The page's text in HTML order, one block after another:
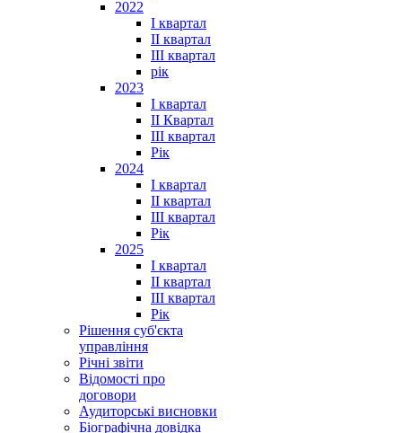
2022
I квартал
II квартал
ІІІ квартал
рік
2023
І квартал
ІІ Квартал
III квартал
Рік
2024
I квартал
II квартал
III квартал
Рік
2025
I квартал
II квартал
III квартал
Рік
Рішення суб'єкта
управління
Річні звіти
Відомості про
договори
Аудиторські висновки
Біографічна довідка